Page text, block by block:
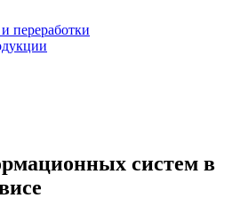
переработки
систем в